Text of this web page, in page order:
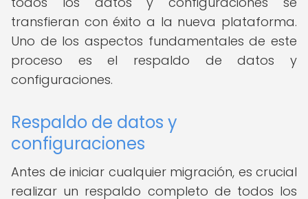
transfieran con éxito a la nueva plataforma.
Uno de los aspectos fundamentales de este
proceso es el respaldo de datos y
configuraciones.
Respaldo de datos y
configuraciones
Antes de iniciar cualquier migración, es crucial
realizar un respaldo completo de todos los